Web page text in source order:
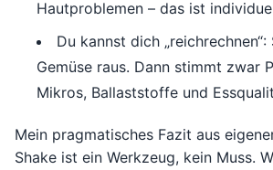
Hautproblemen – das ist
Du kannst dich „reichrechnen“:
Gemüse raus. Dann stimmt zwar
Mikros, Ballaststoffe und
Mein pragmatisches Fazit aus
Shake ist ein Werkzeug, kein Muss.